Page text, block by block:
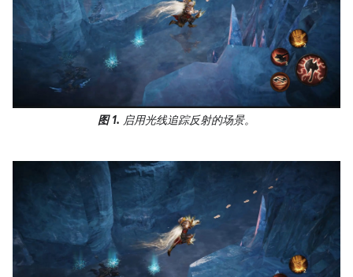
图 1. 启用光线追踪反射的场景。